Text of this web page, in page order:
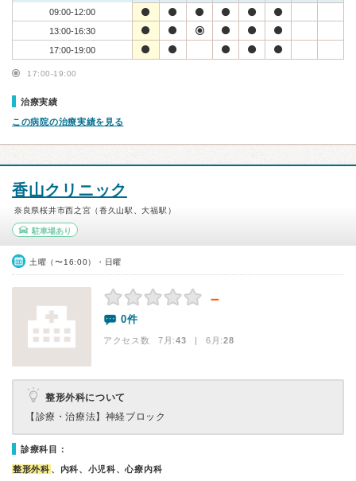
09:00-12:00
13:00-16:30
17:00-19:00
17:00-19:00
治療実績
この病院の治療実績を見る
香山クリニック
奈良県桜井市西之宮（香久山駅、大福駅）
駐車場あり
土曜（〜16:00）・日曜
－
0件
アクセス数 7月:43 | 6月:28
整形外科について
【診療・治療法】 神経ブロック
診療科目：
整形外科 、内科、小児科、心療内科